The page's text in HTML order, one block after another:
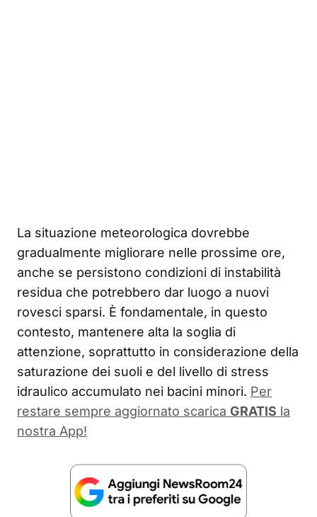
La situazione meteorologica dovrebbe
gradualmente migliorare nelle prossime ore,
anche se persistono condizioni di instabilità
residua che potrebbero dar luogo a nuovi
rovesci sparsi. È fondamentale, in questo
contesto, mantenere alta la soglia di
attenzione, soprattutto in considerazione della
saturazione dei suoli e del livello di stress
idraulico accumulato nei bacini minori. Per
restare sempre aggiornato scarica GRATIS la
nostra App!